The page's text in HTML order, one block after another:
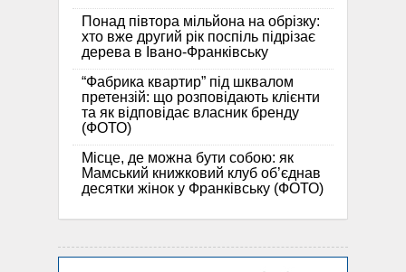
Понад півтора мільйона на обрізку:
хто вже другий рік поспіль підрізає
дерева в Івано-Франківську
“Фабрика квартир” під шквалом
претензій: що розповідають клієнти
та як відповідає власник бренду
(ФОТО)
Місце, де можна бути собою: як
Мамський книжковий клуб об’єднав
десятки жінок у Франківську (ФОТО)